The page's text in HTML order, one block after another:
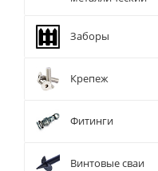
Заборы
Крепеж
Фитинги
Винтовые сваи